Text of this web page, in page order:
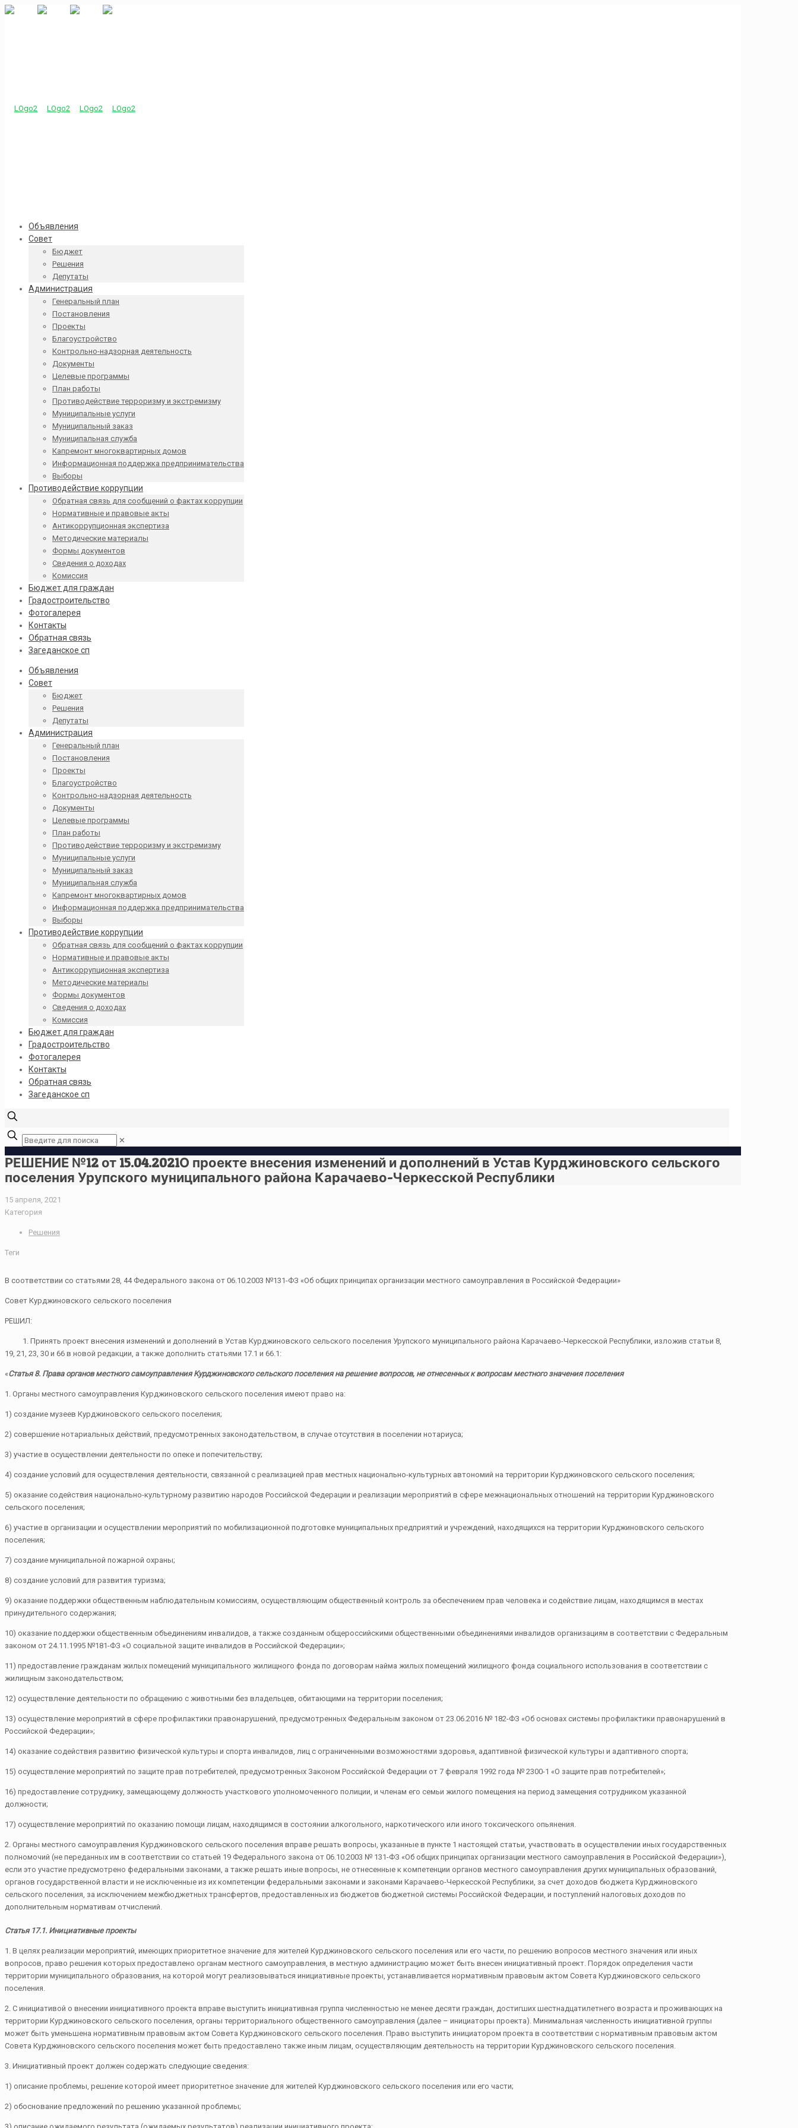
Объявления
Совет
Бюджет
Решения
Депутаты
Администрация
Генеральный план
Постановления
Проекты
Благоустройство
Контрольно-надзорная деятельность
Документы
Целевые программы
План работы
Противодействие терроризму и экстремизму
Муниципальные услуги
Муниципальный заказ
Муниципальная служба
Капремонт многоквартирных домов
Информационная поддержка предпринимательства
Выборы
Противодействие коррупции
Обратная связь для сообщений о фактах коррупции
Нормативные и правовые акты
Антикоррупционная экспертиза
Методические материалы
Формы документов
Сведения о доходах
Комиссия
Бюджет для граждан
Градостроительство
Фотогалерея
Контакты
Обратная связь
Загеданское сп
Объявления
Совет
Бюджет
Решения
Депутаты
Администрация
Генеральный план
Постановления
Проекты
Благоустройство
Контрольно-надзорная деятельность
Документы
Целевые программы
План работы
Противодействие терроризму и экстремизму
Муниципальные услуги
Муниципальный заказ
Муниципальная служба
Капремонт многоквартирных домов
Информационная поддержка предпринимательства
Выборы
Противодействие коррупции
Обратная связь для сообщений о фактах коррупции
Нормативные и правовые акты
Антикоррупционная экспертиза
Методические материалы
Формы документов
Сведения о доходах
Комиссия
Бюджет для граждан
Градостроительство
Фотогалерея
Контакты
Обратная связь
Загеданское сп
✕
РЕШЕНИЕ №12 от 15.04.2021О проекте внесения изменений и дополнений в Устав Курджиновского сельского
поселения Урупского муниципального района Карачаево-Черкесской Республики
15 апреля, 2021
Категория
Решения
Теги
В соответствии со статьями 28, 44 Федерального закона от 06.10.2003 №131-ФЗ «Об общих принципах организации местного самоуправления в Российской Федерации»
Совет Курджиновского сельского поселения
РЕШИЛ:
1. Принять проект внесения изменений и дополнений в Устав Курджиновского сельского поселения Урупского муниципального района Карачаево-Черкесской Республики, изложив статьи 8,
19, 21, 23, 30 и 66 в новой редакции, а также дополнить статьями 17.1 и 66.1:
«Статья 8. Права органов местного самоуправления Курджиновского сельского поселения на решение вопросов, не отнесенных к вопросам местного значения поселения
1. Органы местного самоуправления Курджиновского сельского поселения имеют право на:
1) создание музеев Курджиновского сельского поселения;
2) совершение нотариальных действий, предусмотренных законодательством, в случае отсутствия в поселении нотариуса;
3) участие в осуществлении деятельности по опеке и попечительству;
4) создание условий для осуществления деятельности, связанной с реализацией прав местных национально-культурных автономий на территории Курджиновского сельского поселения;
5) оказание содействия национально-культурному развитию народов Российской Федерации и реализации мероприятий в сфере межнациональных отношений на территории Курджиновского
сельского поселения;
6) участие в организации и осуществлении мероприятий по мобилизационной подготовке муниципальных предприятий и учреждений, находящихся на территории Курджиновского сельского
поселения;
7) создание муниципальной пожарной охраны;
8) создание условий для развития туризма;
9) оказание поддержки общественным наблюдательным комиссиям, осуществляющим общественный контроль за обеспечением прав человека и содействие лицам, находящимся в местах
принудительного содержания;
10) оказание поддержки общественным объединениям инвалидов, а также созданным общероссийскими общественными объединениями инвалидов организациям в соответствии с Федеральным
законом от 24.11.1995 №181-ФЗ «О социальной защите инвалидов в Российской Федерации»;
11) предоставление гражданам жилых помещений муниципального жилищного фонда по договорам найма жилых помещений жилищного фонда социального использования в соответствии с
жилищным законодательством;
12) осуществление деятельности по обращению с животными без владельцев, обитающими на территории поселения;
13) осуществление мероприятий в сфере профилактики правонарушений, предусмотренных Федеральным законом от 23.06.2016 № 182-ФЗ «Об основах системы профилактики правонарушений в
Российской Федерации»;
14) оказание содействия развитию физической культуры и спорта инвалидов, лиц с ограниченными возможностями здоровья, адаптивной физической культуры и адаптивного спорта;
15) осуществление мероприятий по защите прав потребителей, предусмотренных Законом Российской Федерации от 7 февраля 1992 года № 2300-1 «О защите прав потребителей»;
16) предоставление сотруднику, замещающему должность участкового уполномоченного полиции, и членам его семьи жилого помещения на период замещения сотрудником указанной
должности;
17) осуществление мероприятий по оказанию помощи лицам, находящимся в состоянии алкогольного, наркотического или иного токсического опьянения.
2. Органы местного самоуправления Курджиновского сельского поселения вправе решать вопросы, указанные в пункте 1 настоящей статьи, участвовать в осуществлении иных государственных
полномочий (не переданных им в соответствии со статьей 19 Федерального закона от 06.10.2003 № 131-ФЗ «Об общих принципах организации местного самоуправления в Российской Федерации»),
если это участие предусмотрено федеральными законами, а также решать иные вопросы, не отнесенные к компетенции органов местного самоуправления других муниципальных образований,
органов государственной власти и не исключенные из их компетенции федеральными законами и законами Карачаево-Черкесской Республики, за счет доходов бюджета Курджиновского
сельского поселения, за исключением межбюджетных трансфертов, предоставленных из бюджетов бюджетной системы Российской Федерации, и поступлений налоговых доходов по
дополнительным нормативам отчислений.
Статья 17.1. Инициативные проекты
1. В целях реализации мероприятий, имеющих приоритетное значение для жителей Курджиновского сельского поселения или его части, по решению вопросов местного значения или иных
вопросов, право решения которых предоставлено органам местного самоуправления, в местную администрацию может быть внесен инициативный проект. Порядок определения части
территории муниципального образования, на которой могут реализовываться инициативные проекты, устанавливается нормативным правовым актом Совета Курджиновского сельского
поселения.
2. С инициативой о внесении инициативного проекта вправе выступить инициативная группа численностью не менее десяти граждан, достигших шестнадцатилетнего возраста и проживающих на
территории Курджиновского сельского поселения, органы территориального общественного самоуправления (далее – инициаторы проекта). Минимальная численность инициативной группы
может быть уменьшена нормативным правовым актом Совета Курджиновского сельского поселения. Право выступить инициатором проекта в соответствии с нормативным правовым актом
Совета Курджиновского сельского поселения может быть предоставлено также иным лицам, осуществляющим деятельность на территории Курджиновского сельского поселения.
3. Инициативный проект должен содержать следующие сведения:
1) описание проблемы, решение которой имеет приоритетное значение для жителей Курджиновского сельского поселения или его части;
2) обоснование предложений по решению указанной проблемы;